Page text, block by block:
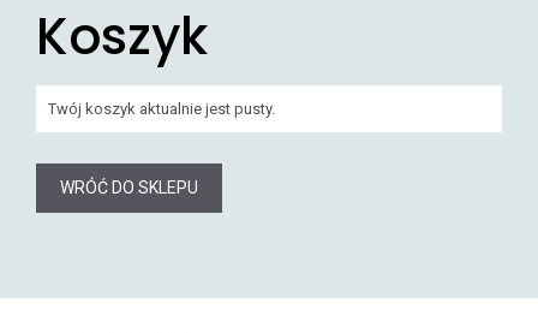
Koszyk
Twój koszyk aktualnie jest pusty.
WRÓĆ DO SKLEPU